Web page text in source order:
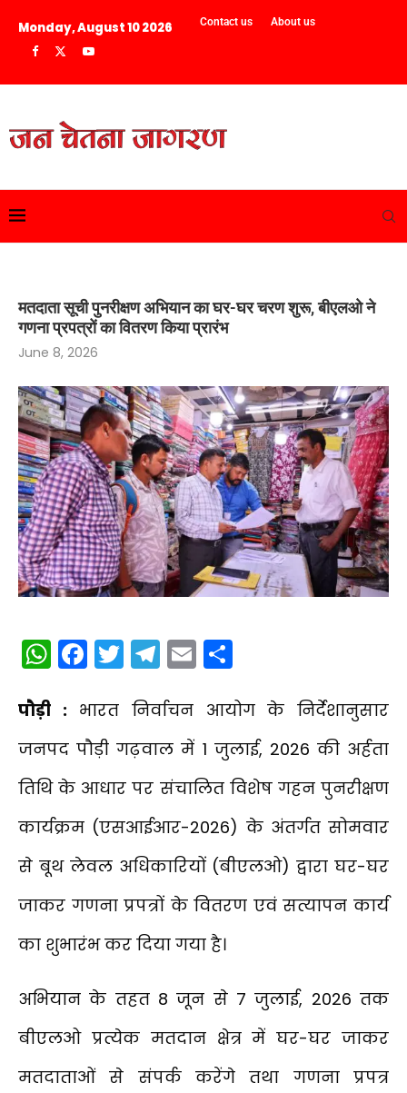
Monday, August 10 2026 Contact us About us
मतदाता सूची पुनरीक्षण अभियान का घर-घर चरण शुरू, बीएलओ ने
गणना प्रपत्रों का वितरण किया प्रारंभ
June 8, 2026
WhatsApp
Facebook
Twitter
Telegram
Email
पौड़ी : भारत निर्वाचन आयोग के निर्देशानुसार
जनपद पौड़ी गढ़वाल में 1 जुलाई, 2026 की अर्हता
तिथि के आधार पर संचालित विशेष गहन पुनरीक्षण
कार्यक्रम (एसआईआर-2026) के अंतर्गत सोमवार
से बूथ लेवल अधिकारियों (बीएलओ) द्वारा घर-घर
जाकर गणना प्रपत्रों के वितरण एवं सत्यापन कार्य
का शुभारंभ कर दिया गया है।
अभियान के तहत 8 जून से 7 जुलाई, 2026 तक
बीएलओ प्रत्येक मतदान क्षेत्र में घर-घर जाकर
मतदाताओं से संपर्क करेंगे तथा गणना प्रपत्र